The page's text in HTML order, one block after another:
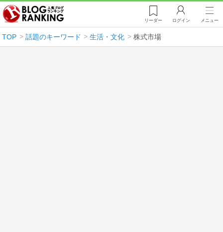
リーダー ログイン メニュー
TOP 話題のキーワード 生活・文化 株式市場